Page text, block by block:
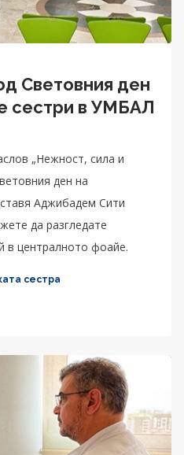
Световния ден
сестри в УМБАЛ
„Нежност, сила и
ден на
Аджибадем Сити
да разгледате
в централното фоайе.
сестра